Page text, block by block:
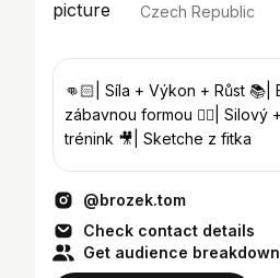
Czech Republic
👊🏻| Síla + Výkon + Růst 📚| Edukace ve fitness
zábavnou formou 🏋️‍♂️| Silový + Hypertrofický
trénink 🎥| Sketche z fitka
@brozek.tom
Check contact details
Get audience breakdown